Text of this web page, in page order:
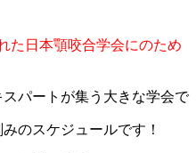
た日本顎咬合学会にのため
パートが集う大きな学会で
のスケジュールです！